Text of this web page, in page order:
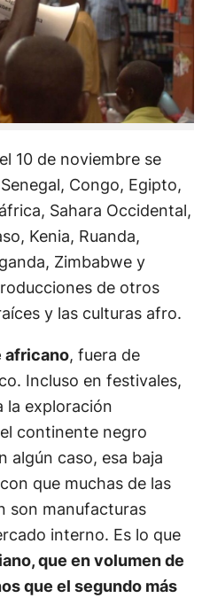
10 de noviembre se
Congo, Egipto,
Sahara Occidental,
Kenia, Ruanda,
Zimbabwe y
de otros
y las culturas afro.
africano, fuera de
Incluso en festivales,
la exploración
continente negro
algún caso, esa baja
que muchas de las
son manufacturas
interno. Es lo que
que en volumen de
que el segundo más